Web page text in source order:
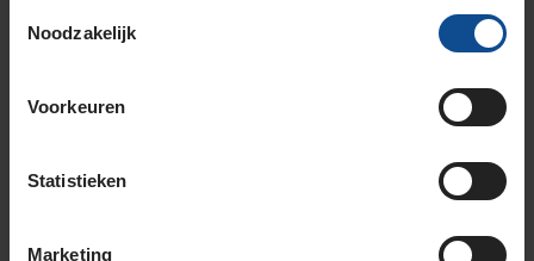
Noodzakelijk
Voorkeuren
Statistieken
Marketing
235/50R19 99W
255/35R19 96Y EXTRALOAD
255/40R19 100Y EXTRALOAD RUNFLAT